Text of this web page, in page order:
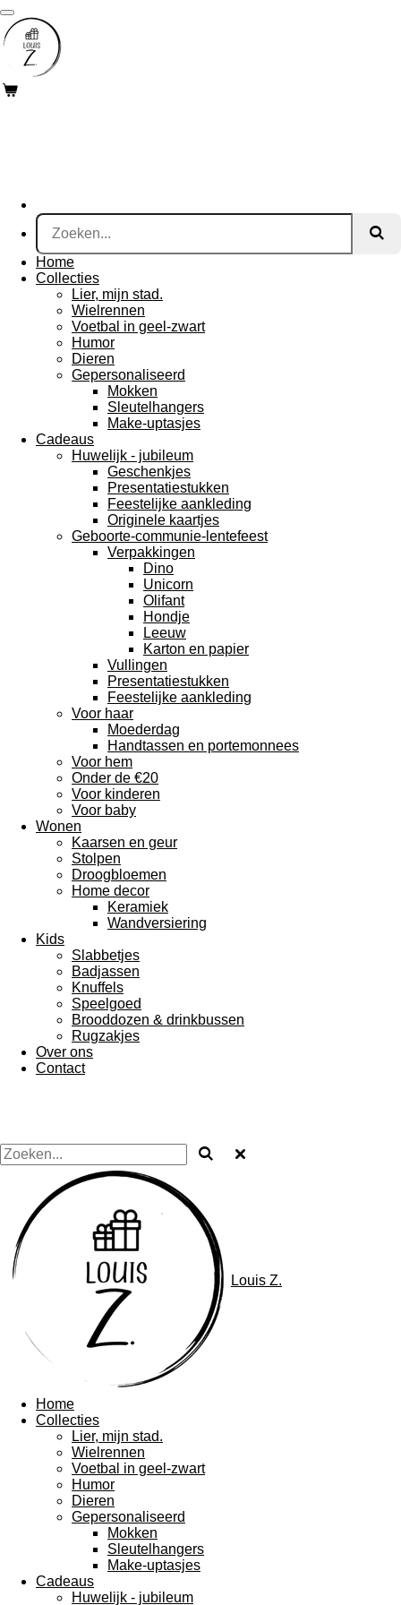
Ga
direct
naar
de
hoofdinhoud
Home
Collecties
Lier, mijn stad.
Wielrennen
Voetbal in geel-zwart
Humor
Dieren
Gepersonaliseerd
Mokken
Sleutelhangers
Make-uptasjes
Cadeaus
Huwelijk - jubileum
Geschenkjes
Presentatiestukken
Feestelijke aankleding
Originele kaartjes
Geboorte-communie-lentefeest
Verpakkingen
Dino
Unicorn
Olifant
Hondje
Leeuw
Karton en papier
Vullingen
Presentatiestukken
Feestelijke aankleding
Voor haar
Moederdag
Handtassen en portemonnees
Voor hem
Onder de €20
Voor kinderen
Voor baby
Wonen
Kaarsen en geur
Stolpen
Droogbloemen
Home decor
Keramiek
Wandversiering
Kids
Slabbetjes
Badjassen
Knuffels
Speelgoed
Brooddozen & drinkbussen
Rugzakjes
Over ons
Contact
Louis Z.
Home
Collecties
Lier, mijn stad.
Wielrennen
Voetbal in geel-zwart
Humor
Dieren
Gepersonaliseerd
Mokken
Sleutelhangers
Make-uptasjes
Cadeaus
Huwelijk - jubileum